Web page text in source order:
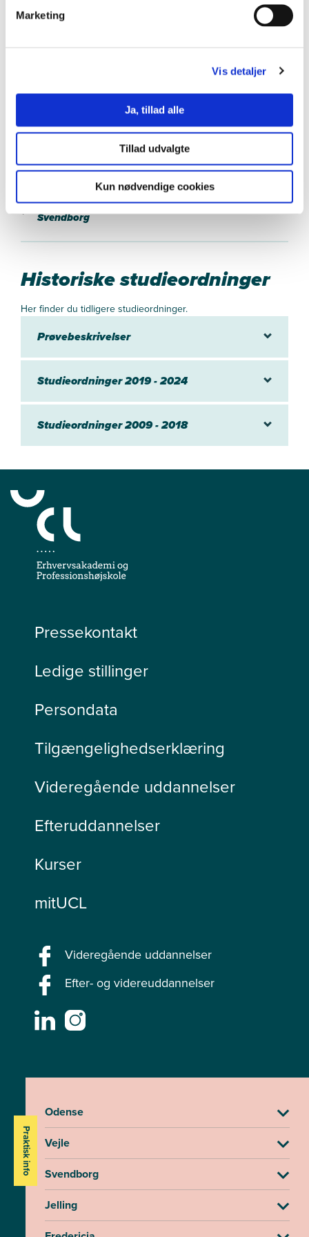
Marketing
Vis detaljer
Ja, tillad alle
Tillad udvalgte
Kun nødvendige cookies
pædagoguddannelsen, og som kan have betydning.
Pædagogisk praksis
Forudsætningskrav for at gå til GK1- og GK2
prøverne på Pædagoguddannelsen
Studieaktivitetsmodellen - Odense og Svendborg
Beskrivelse af studieaktivitetsmodellen - Odense og
Svendborg
Historiske studieordninger
Her finder du tidligere studieordninger.
Prøvebeskrivelser
Studieordninger 2019 - 2024
Studieordninger 2009 - 2018
Pressekontakt
Ledige stillinger
Persondata
Tilgængelighedserklæring
Videregående uddannelser
Efteruddannelser
Kurser
mitUCL
Videregående uddannelser
Efter- og videreuddannelser
Praktisk info
Odense
Vejle
Svendborg
Jelling